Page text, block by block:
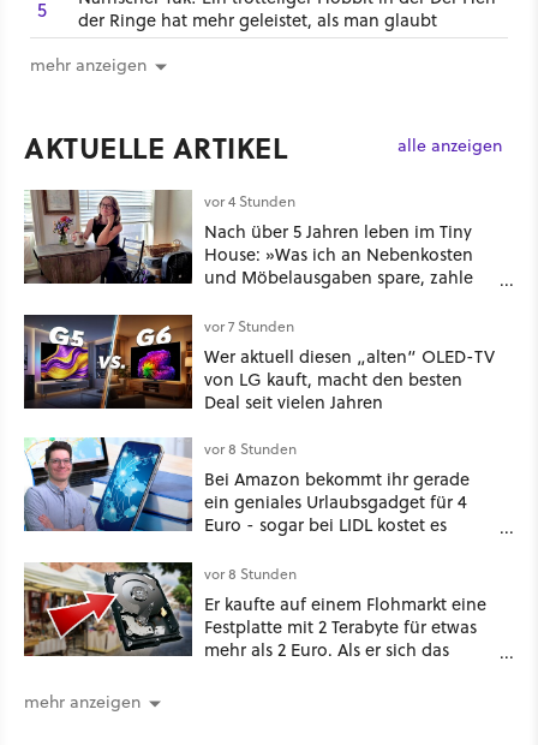
5
der Ringe hat mehr geleistet, als man glaubt
mehr anzeigen
AKTUELLE ARTIKEL alle anzeigen
vor 4 Stunden
Nach über 5 Jahren leben im Tiny
House: »Was ich an Nebenkosten
und Möbelausgaben spare, zahle
und dem Verlust des
Zusammengehörigkeitsgefühls, das
entsteht, wenn man Platz zum
Teilen hat.«
vor 7 Stunden
Wer aktuell diesen „alten“ OLED-TV
von LG kauft, macht den besten
Deal seit vielen Jahren
vor 8 Stunden
Bei Amazon bekommt ihr gerade
ein geniales Urlaubsgadget für 4
Euro - sogar bei LIDL kostet es
vor 8 Stunden
Er kaufte auf einem Flohmarkt eine
Festplatte mit 2 Terabyte für etwas
mehr als 2 Euro. Als er sich das
mehr anzeigen